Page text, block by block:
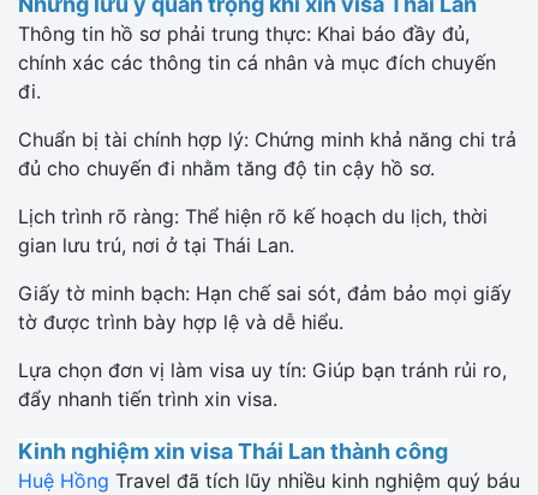
Thông tin hồ sơ phải trung thực: Khai báo đầy đủ,
chính xác các thông tin cá nhân và mục đích chuyến
đi.
Chuẩn bị tài chính hợp lý: Chứng minh khả năng chi trả
đủ cho chuyến đi nhằm tăng độ tin cậy hồ sơ.
Lịch trình rõ ràng: Thể hiện rõ kế hoạch du lịch, thời
gian lưu trú, nơi ở tại Thái Lan.
Giấy tờ minh bạch: Hạn chế sai sót, đảm bảo mọi giấy
tờ được trình bày hợp lệ và dễ hiểu.
Lựa chọn đơn vị làm visa uy tín: Giúp bạn tránh rủi ro,
đẩy nhanh tiến trình xin visa.
Kinh nghiệm xin visa Thái Lan thành công
Huệ Hồng Travel đã tích lũy nhiều kinh nghiệm quý báu